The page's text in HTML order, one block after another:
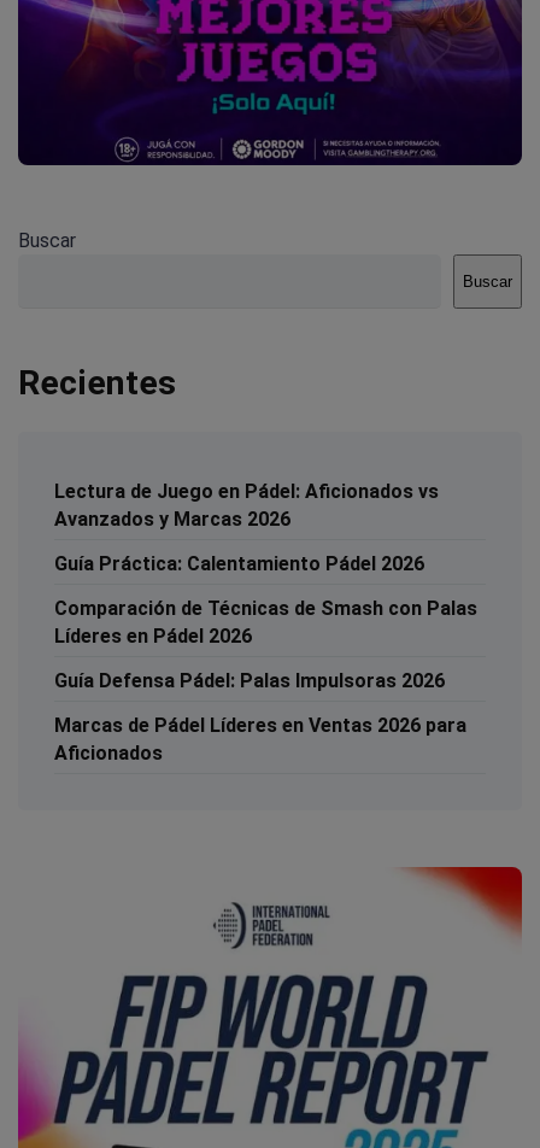
Buscar
Buscar
Recientes
Lectura de Juego en Pádel: Aficionados vs
Avanzados y Marcas 2026
Guía Práctica: Calentamiento Pádel 2026
Comparación de Técnicas de Smash con Palas
Líderes en Pádel 2026
Guía Defensa Pádel: Palas Impulsoras 2026
Marcas de Pádel Líderes en Ventas 2026 para
Aficionados